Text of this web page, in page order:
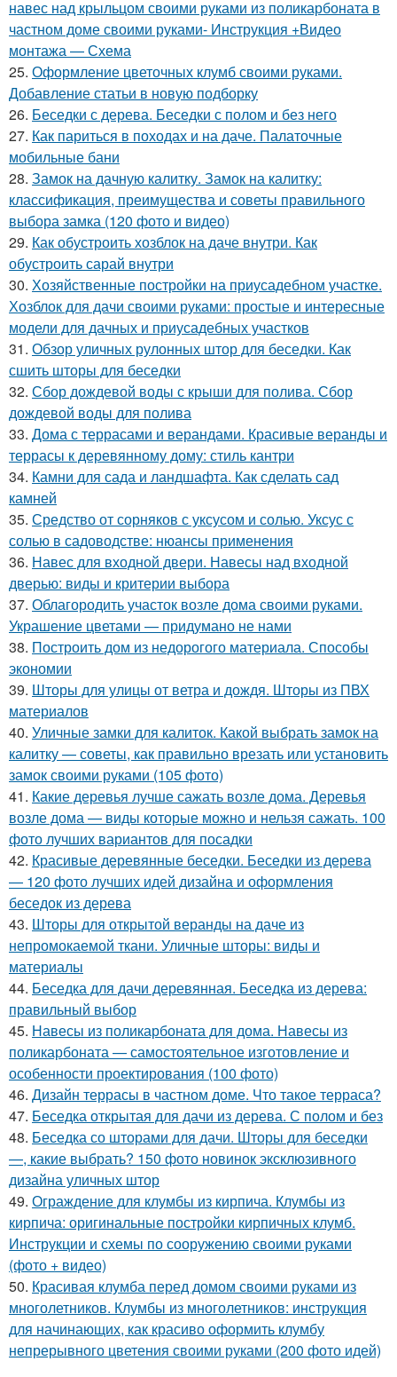
навес над крыльцом своими руками из поликарбоната в
частном доме своими руками- Инструкция +Видео
монтажа — Схема
25. Оформление цветочных клумб своими руками.
Добавление статьи в новую подборку
26. Беседки с дерева. Беседки с полом и без него
27. Как париться в походах и на даче. Палаточные
мобильные бани
28. Замок на дачную калитку. Замок на калитку:
классификация, преимущества и советы правильного
выбора замка (120 фото и видео)
29. Как обустроить хозблок на даче внутри. Как
обустроить сарай внутри
30. Хозяйственные постройки на приусадебном участке.
Хозблок для дачи своими руками: простые и интересные
модели для дачных и приусадебных участков
31. Обзор уличных рулонных штор для беседки. Как
сшить шторы для беседки
32. Сбор дождевой воды с крыши для полива. Сбор
дождевой воды для полива
33. Дома с террасами и верандами. Красивые веранды и
террасы к деревянному дому: стиль кантри
34. Камни для сада и ландшафта. Как сделать сад
камней
35. Средство от сорняков с уксусом и солью. Уксус с
солью в садоводстве: нюансы применения
36. Навес для входной двери. Навесы над входной
дверью: виды и критерии выбора
37. Облагородить участок возле дома своими руками.
Украшение цветами — придумано не нами
38. Построить дом из недорогого материала. Способы
экономии
39. Шторы для улицы от ветра и дождя. Шторы из ПВХ
материалов
40. Уличные замки для калиток. Какой выбрать замок на
калитку — советы, как правильно врезать или установить
замок своими руками (105 фото)
41. Какие деревья лучше сажать возле дома. Деревья
возле дома — виды которые можно и нельзя сажать. 100
фото лучших вариантов для посадки
42. Красивые деревянные беседки. Беседки из дерева
— 120 фото лучших идей дизайна и оформления
беседок из дерева
43. Шторы для открытой веранды на даче из
непромокаемой ткани. Уличные шторы: виды и
материалы
44. Беседка для дачи деревянная. Беседка из дерева:
правильный выбор
45. Навесы из поликарбоната для дома. Навесы из
поликарбоната — самостоятельное изготовление и
особенности проектирования (100 фото)
46. Дизайн террасы в частном доме. Что такое терраса?
47. Беседка открытая для дачи из дерева. С полом и без
48. Беседка со шторами для дачи. Шторы для беседки
—, какие выбрать? 150 фото новинок эксклюзивного
дизайна уличных штор
49. Ограждение для клумбы из кирпича. Клумбы из
кирпича: оригинальные постройки кирпичных клумб.
Инструкции и схемы по сооружению своими руками
(фото + видео)
50. Красивая клумба перед домом своими руками из
многолетников. Клумбы из многолетников: инструкция
для начинающих, как красиво оформить клумбу
непрерывного цветения своими руками (200 фото идей)